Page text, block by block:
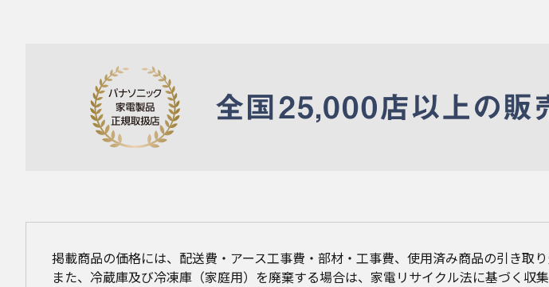
掲載商品の価格には、配送費・アース工事費・部材・工事費、使用済み商品の引き取り
また、冷蔵庫及び冷凍庫（家庭用）を廃棄する場合は、家電リサイクル法に基づく収